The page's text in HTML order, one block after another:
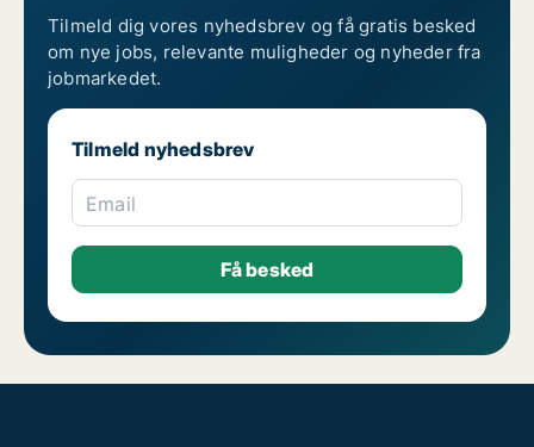
Tilmeld dig vores nyhedsbrev og få gratis besked
om nye jobs, relevante muligheder og nyheder fra
jobmarkedet.
Tilmeld nyhedsbrev
Email